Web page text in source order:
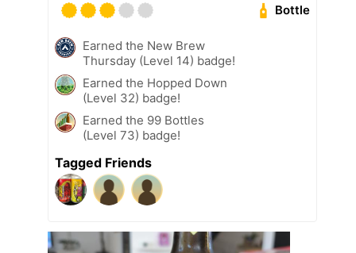
Bottle
Earned the New Brew
Thursday (Level 14) badge!
Earned the Hopped Down
(Level 32) badge!
Earned the 99 Bottles
(Level 73) badge!
Tagged Friends